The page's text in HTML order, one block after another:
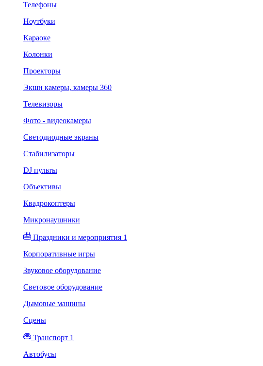
Телефоны
Ноутбуки
Караоке
Колонки
Проекторы
Экшн камеры, камеры 360
Телевизоры
Фото - видеокамеры
Светодиодные экраны
Стабилизаторы
DJ пульты
Объективы
Квадрокоптеры
Микронаушники
Праздники и мероприятия 1
Корпоративные игры
Звуковое оборудование
Световое оборудование
Дымовые машины
Сцены
Транспорт 1
Автобусы